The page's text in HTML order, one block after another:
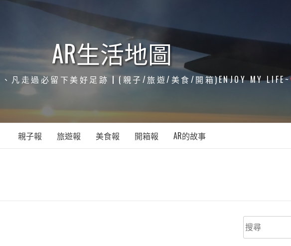
AR生活地圖
凡走過必留下美好足跡┃(親子/旅遊/美食/開箱)ENJOY MY LIFE~
親子報 旅遊報 美食報 開箱報 AR的故事
搜
尋